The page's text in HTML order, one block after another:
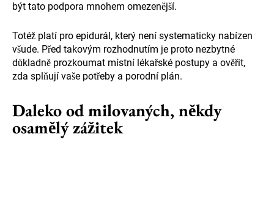
být tato podpora mnohem omezenější.
Totéž platí pro epidurál, který není systematicky nabízen
všude. Před takovým rozhodnutím je proto nezbytné
důkladně prozkoumat místní lékařské postupy a ověřit,
zda splňují vaše potřeby a porodní plán.
Daleko od milovaných, někdy
osamělý zážitek